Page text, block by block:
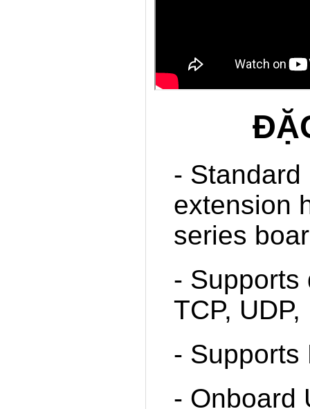
- Standard
extension
series
- Supports
TCP,
- Supports
- Onboard